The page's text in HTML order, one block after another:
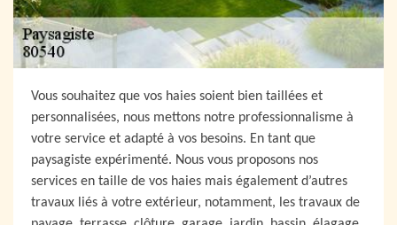
Vous souhaitez que vos haies soient bien taillées et
personnalisées, nous mettons notre professionnalisme à
votre service et adapté à vos besoins. En tant que
paysagiste expérimenté. Nous vous proposons nos
services en taille de vos haies mais également d’autres
travaux liés à votre extérieur, notamment, les travaux de